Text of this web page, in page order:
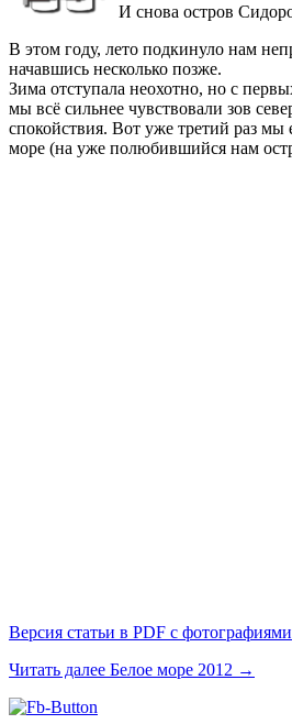
И снова остров
В этом году, лето подкинуло нам
начавшись несколько позже.
Зима отступала неохотно, но с
мы всё сильнее чувствовали зов
спокойствия. Вот уже третий раз мы
море (на уже полюбившийся нам
Версия статьи в PDF с фотографиями
Читать далее Белое море 2012 →